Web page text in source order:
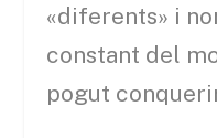
«diferents» i
constant del
pogut